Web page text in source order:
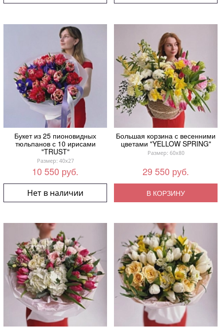
Букет из 25 пионовидных
тюльпанов с 10 ирисами
"TRUST"
Размер: 40x27
10 550 руб.
Нет в наличии
Большая корзина с весенними
цветами "YELLOW SPRING"
Размер: 60x80
29 550 руб.
В КОРЗИНУ